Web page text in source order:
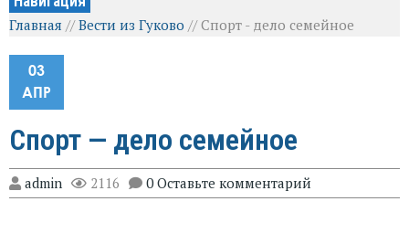
Главная //Вести из Гуково //Спорт - дело семейное
03
АПР
Спорт — дело семейное
admin 2116 0 Оставьте комментарий